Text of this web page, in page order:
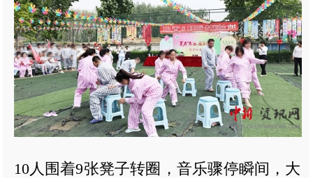
10人围着9张凳子转圈，音乐骤停瞬间，大